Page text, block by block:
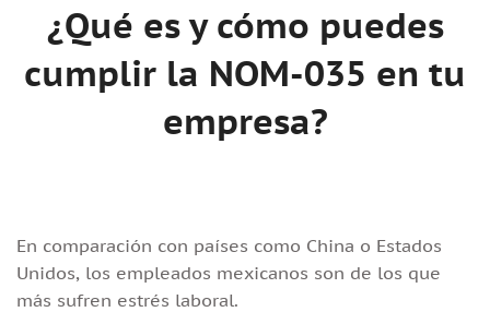
¿Qué es y cómo puedes
cumplir la NOM-035 en tu
empresa?
En comparación con países como China o Estados
Unidos, los empleados mexicanos son de los que
más sufren estrés laboral.